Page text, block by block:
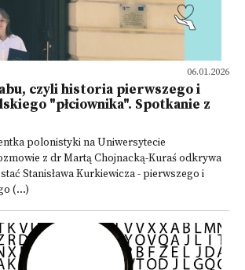
06.01.2026
czyli historia pierwszego i
"płciownika". Spotkanie z
polonistyki na Uniwersytecie
z dr Martą Chojnacką-Kuraś odkrywa
Stanisława Kurkiewicza - pierwszego i
(...)